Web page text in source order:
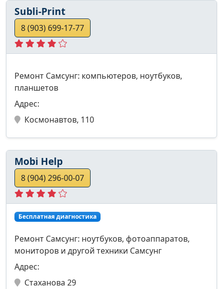
Subli-Print
8 (903) 699-17-77
Ремонт Самсунг: компьютеров, ноутбуков,
планшетов
Адрес:
Космонавтов, 110
Mobi Help
8 (904) 296-00-07
Бесплатная диагностика
Ремонт Самсунг: ноутбуков, фотоаппаратов,
мониторов и другой техники Самсунг
Адрес:
Стаханова 29